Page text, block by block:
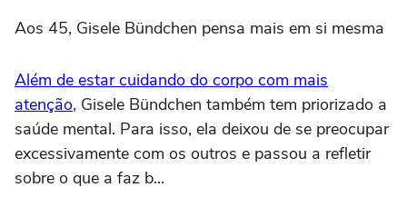
Aos 45, Gisele Bündchen pensa mais em si mesma
Além de estar cuidando do corpo com mais
atenção, Gisele Bündchen também tem priorizado a
saúde mental. Para isso, ela deixou de se preocupar
excessivamente com os outros e passou a refletir
sobre o que a faz b...